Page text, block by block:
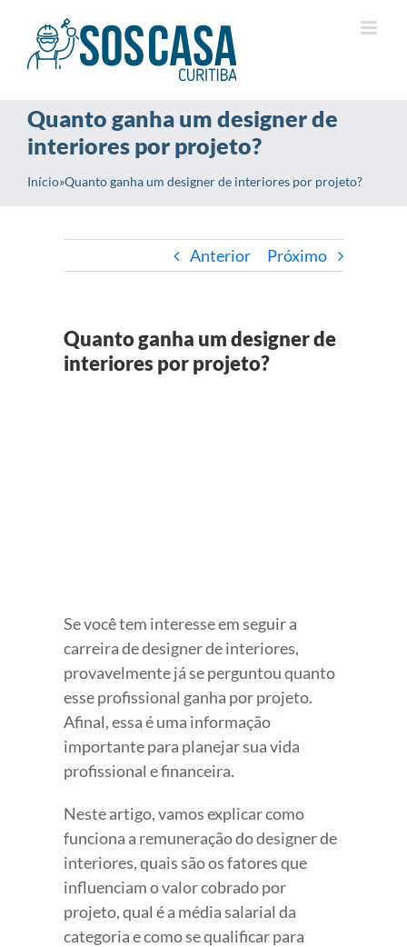
Quanto ganha um designer de
interiores por projeto?
Início»Quanto ganha um designer de interiores por projeto?
Anterior Próximo
Quanto ganha um designer de
interiores por projeto?
Se você tem interesse em seguir a
carreira de designer de interiores,
provavelmente já se perguntou quanto
esse profissional ganha por projeto.
Afinal, essa é uma informação
importante para planejar sua vida
profissional e financeira.
Neste artigo, vamos explicar como
funciona a remuneração do designer de
interiores, quais são os fatores que
influenciam o valor cobrado por
projeto, qual é a média salarial da
categoria e como se qualificar para